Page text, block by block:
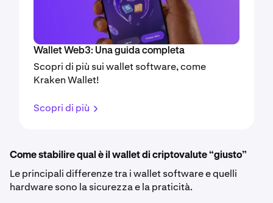
Wallet Web3: Una guida completa
Scopri di più sui wallet software, come
Kraken Wallet!
Scopri di più
Come stabilire qual è il wallet di criptovalute “giusto”
Le principali differenze tra i wallet software e quelli
hardware sono la sicurezza e la praticità.